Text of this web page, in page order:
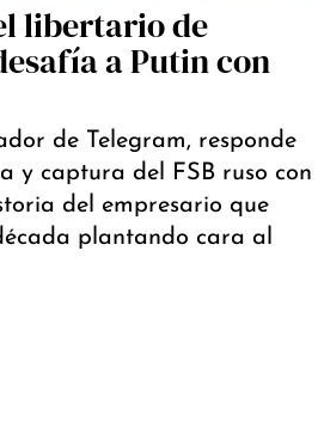
libertario de
a Putin con
de Telegram, responde
y captura del FSB ruso con
del empresario que
plantando cara al